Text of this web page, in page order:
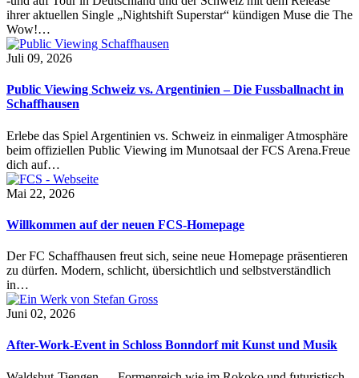
ihrer aktuellen Single „Nightshift Superstar“ kündigen Muse die The
Wow!…
Juli 09, 2026
Public Viewing Schweiz vs. Argentinien – Die Fussballnacht in
Schaffhausen
Erlebe das Spiel Argentinien vs. Schweiz in einmaliger Atmosphäre
beim offiziellen Public Viewing im Munotsaal der FCS Arena.Freue
dich auf…
Mai 22, 2026
Willkommen auf der neuen FCS-Homepage
Der FC Schaffhausen freut sich, seine neue Homepage präsentieren
zu dürfen. Modern, schlicht, übersichtlich und selbstverständlich
in…
Juni 02, 2026
After-Work-Event in Schloss Bonndorf mit Kunst und Musik